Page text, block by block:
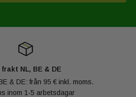
frakt NL, BE & DE
& DE: från 95 € inkl. moms.
inom 1-5 arbetsdagar